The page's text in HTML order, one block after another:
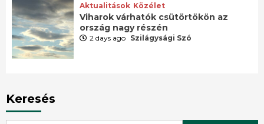
Aktualitások Közélet
Viharok várhatók csütörtökön az
ország nagy részén
2 days ago Szilágysági Szó
Keresés